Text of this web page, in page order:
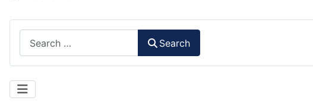
Search